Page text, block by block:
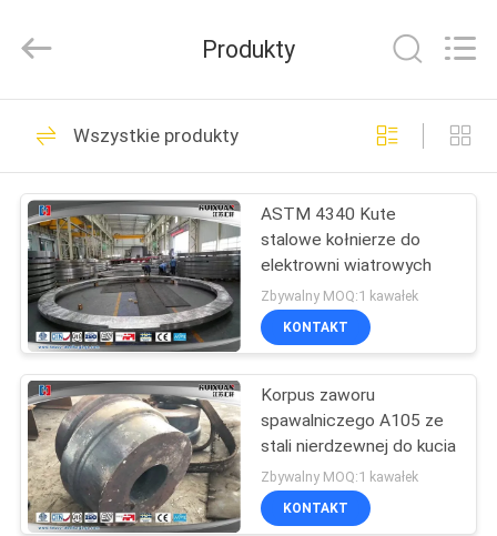
DOM
PRODUKTY
FILMY
NAS
WYCIECZKA
PO
FABRYCE
ENERGY
EQUIPMENT
Rights
Heavy Steel
Forgings
36
Axle Shaft Forging
35
Produkty
Wszystkie produkty
ASTM 4340 Kute
stalowe kołnierze do
elektrowni wiatrowych
Zbywalny MOQ:1 kawałek
KONTAKT
Korpus zaworu
spawalniczego A105 ze
stali nierdzewnej do kucia
Zbywalny MOQ:1 kawałek
KONTAKT